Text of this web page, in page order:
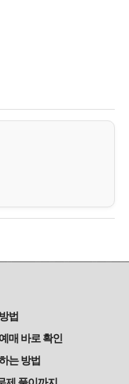
법
매 바로 확인
는 방법